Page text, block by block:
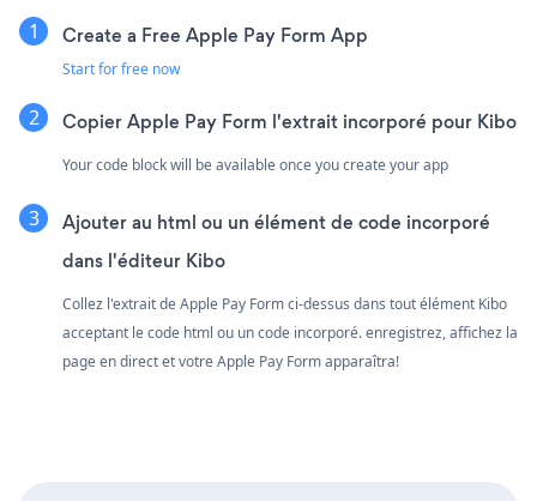
Create a Free Apple Pay Form App
Start for free now
Copier Apple Pay Form l'extrait incorporé pour Kibo
Your code block will be available once you create your app
Ajouter au html ou un élément de code incorporé
dans l'éditeur Kibo
Collez l'extrait de Apple Pay Form ci-dessus dans tout élément Kibo
acceptant le code html ou un code incorporé. enregistrez, affichez la
page en direct et votre Apple Pay Form apparaîtra!